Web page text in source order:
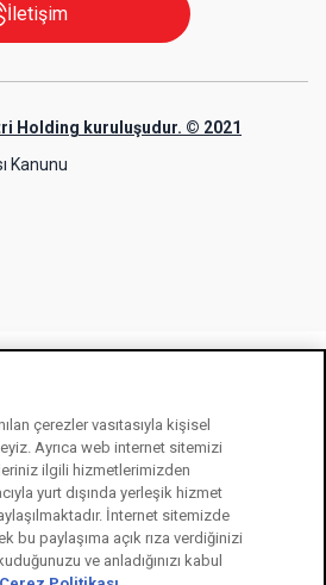
İletişim
Holding kuruluşudur. © 2021
Kanunu
çerezler vasıtasıyla kişisel
Ayrıca web internet sitemizi
ilgili hizmetlerimizden
yurt dışında yerleşik hizmet
İnternet sitemizde
bu paylaşıma açık rıza verdiğinizi
ve anladığınızı kabul